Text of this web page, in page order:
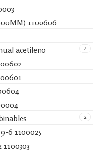
1100606
4
acetileno
2
6 1100025